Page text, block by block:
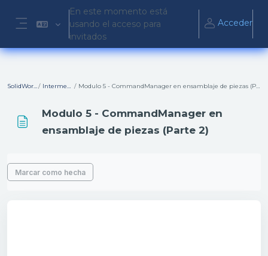
Salta al contenido principal
Panel lateral
En este momento está
usando el acceso para
invitados
Acceder
SolidWorks Intermedio Modulo 5 - CommandManager en ensamblaje de piezas (Parte 2)
Modulo 5 - CommandManager en
ensamblaje de piezas (Parte 2)
Marcar como hecha